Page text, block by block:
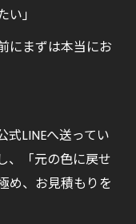
」
にまずは本当にお
LINEへ送ってい
、「元の色に戻せ
め、お見積もりを